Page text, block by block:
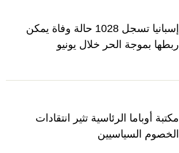
إسبانيا تسجل 1028 حالة وفاة يمكن
ربطها بموجة الحر خلال يونيو
مكتبة أوباما الرئاسية تثير انتقادات
الخصوم السياسيين